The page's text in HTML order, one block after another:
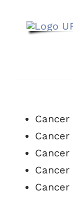
Cancer